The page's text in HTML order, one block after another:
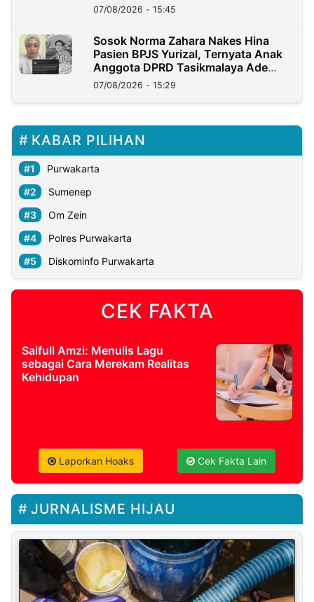
07/08/2026 - 15:45
Sosok Norma Zahara Nakes Hina
Pasien BPJS Yurizal, Ternyata Anak
Anggota DPRD Tasikmalaya Ade
Lukman
07/08/2026 - 15:29
KABAR PILIHAN
Purwakarta
Sumenep
Om Zein
Polres Purwakarta
Diskominfo Purwakarta
CEK FAKTA
Saifull Amzi: Menulis Lagu
sebagai Cara Merekam Realitas
Kehidupan
Laporkan Hoaks Cek Fakta Lain
JURNALISME HIJAU